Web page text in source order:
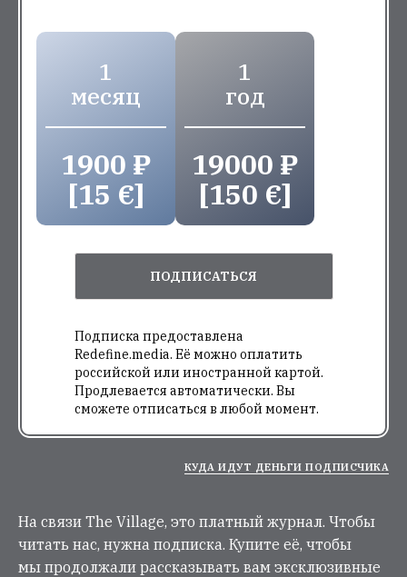
1
месяц
1900 ₽
[15 €]
1
год
19000 ₽
[150 €]
ПОДПИСАТЬСЯ
Подписка предоставлена
Redefine.media. Её можно оплатить
российской или иностранной картой.
Продлевается автоматически. Вы
сможете отписаться в любой момент.
КУДА ИДУТ ДЕНЬГИ ПОДПИСЧИКА
На связи The Village, это платный журнал. Чтобы
читать нас, нужна подписка. Купите её, чтобы
мы продолжали рассказывать вам эксклюзивные